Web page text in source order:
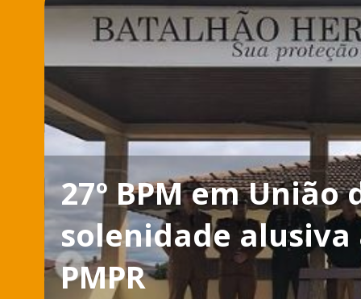
27º BPM em
solenidade
PMPR